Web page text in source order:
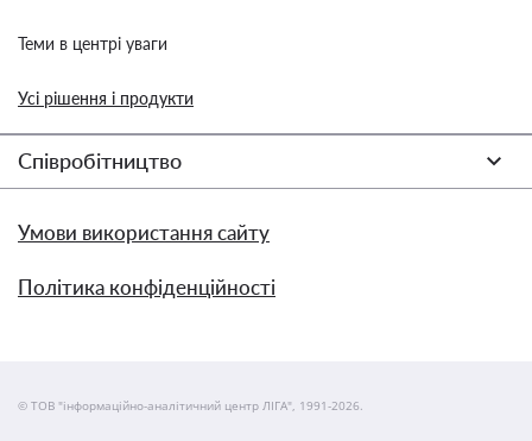
Теми в центрі уваги
Усі рішення і продукти
Співробітництво
Умови використання сайту
Політика конфіденційності
© ТОВ "інформаційно-аналітичний центр ЛІГА", 1991-2026.